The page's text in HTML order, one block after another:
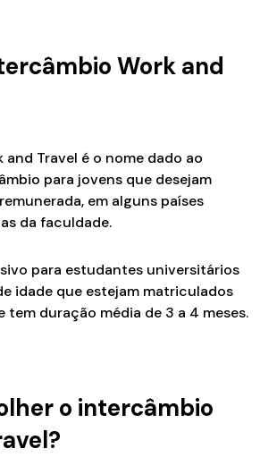
Work and
Travel é o nome dado ao
para jovens que desejam
em alguns países
da faculdade.
para estudantes universitários
idade que estejam matriculados
tem duração média de 3 a 4 meses.
o intercâmbio